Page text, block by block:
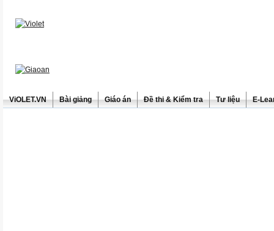
ViOLET.VN Bài giảng Giáo án Đề thi & Kiểm tra Tư liệu E-